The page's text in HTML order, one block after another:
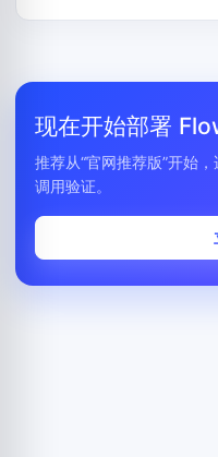
现在开始部署
推荐从“官网推荐版”开始
调用验证。